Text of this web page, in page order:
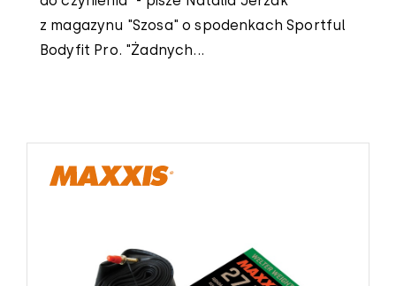
z magazynu "Szosa" o spodenkach Sportful
Bodyfit Pro. "Żadnych...